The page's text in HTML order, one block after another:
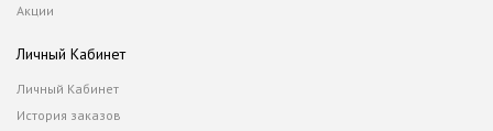
Акции
Личный Кабинет
Личный Кабинет
История заказов